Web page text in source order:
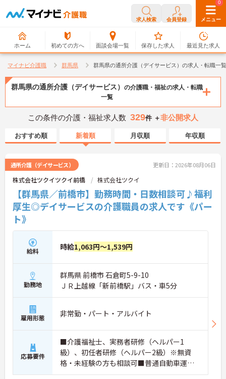
求人検索 会員登録 メニュー
ホーム 初めての方へ 面談会場一覧
0
保存した求人
0
最近見た求人
マイナビ介護職 群馬県 群馬県の通所介護（デイサービス）の求人・転職一覧
群馬県の通所介護（デイサービス） の介護職・福祉の求人・転職
一覧
この条件の介護・福祉求人数 329件 ＋非公開求人
おすすめ順 新着順 月収順 年収順
通所介護（デイサービス） 更新日：2026年08月06日
株式会社ツクイツクイ前橋 株式会社ツクイ
【群馬県／前橋市】勤務時間・日数相談可♪福利
厚生◎デイサービスの介護職員の求人です《パー
ト》
給料 時給1,063円～1,539円
勤務地
群馬県 前橋市 石倉町5-9-10
ＪＲ上越線「新前橋駅」バス・車5分
雇用形態 非常勤・パート・アルバイト
応募要件
■介護福祉士、実務者研修（ヘルパー1
級）、初任者研修（ヘルパー2級）※無資
格・未経験の方も相談可■普通自動車運転
免許（AT限定可）